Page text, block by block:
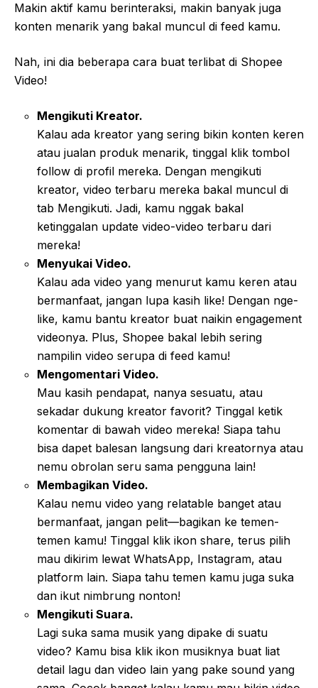
Makin aktif kamu berinteraksi, makin banyak juga
konten menarik yang bakal muncul di feed kamu.
Nah, ini dia beberapa cara buat terlibat di Shopee
Video!
Mengikuti Kreator.
Kalau ada kreator yang sering bikin konten keren
atau jualan produk menarik, tinggal klik tombol
follow di profil mereka. Dengan mengikuti
kreator, video terbaru mereka bakal muncul di
tab Mengikuti. Jadi, kamu nggak bakal
ketinggalan update video-video terbaru dari
mereka!
Menyukai Video.
Kalau ada video yang menurut kamu keren atau
bermanfaat, jangan lupa kasih like! Dengan nge-
like, kamu bantu kreator buat naikin engagement
videonya. Plus, Shopee bakal lebih sering
nampilin video serupa di feed kamu!
Mengomentari Video.
Mau kasih pendapat, nanya sesuatu, atau
sekadar dukung kreator favorit? Tinggal ketik
komentar di bawah video mereka! Siapa tahu
bisa dapet balesan langsung dari kreatornya atau
nemu obrolan seru sama pengguna lain!
Membagikan Video.
Kalau nemu video yang relatable banget atau
bermanfaat, jangan pelit—bagikan ke temen-
temen kamu! Tinggal klik ikon share, terus pilih
mau dikirim lewat WhatsApp, Instagram, atau
platform lain. Siapa tahu temen kamu juga suka
dan ikut nimbrung nonton!
Mengikuti Suara.
Lagi suka sama musik yang dipake di suatu
video? Kamu bisa klik ikon musiknya buat liat
detail lagu dan video lain yang pake sound yang